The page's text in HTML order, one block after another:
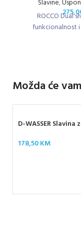
Slavine,
ROCCO Dual
funkcionalnost i
Možda će
D-WASSER
178,50KM